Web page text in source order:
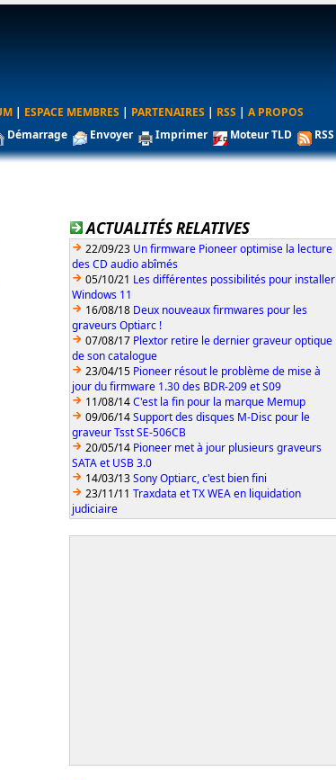
| ESPACE MEMBRES | PARTENAIRES | RSS | A PROPOS
Démarrage Envoyer Imprimer Moteur TLD RSS
ACTUALITÉS RELATIVES
22/09/23 Un firmware Pioneer optimise la lecture
des CD audio abîmés
05/10/21 Les différentes possibilités pour installer
Windows 11
16/08/18 Deux nouveaux firmwares pour les
graveurs Optiarc !
07/08/17 Plextor retire le dernier graveur optique
de son catalogue
23/04/15 Pioneer résout le problème de mise à
jour du firmware 1.30 des BDR-209 et S09
11/08/14C'est la fin pour la marque Memup
09/06/14Support des disques M-Disc pour le
graveur Tsst SE-506CB
20/05/14 Pioneer met à jour plusieurs graveurs
SATA et USB 3.0
14/03/13Sony Optiarc, c'est bien fini
23/11/11 Traxdata et TX WEA en liquidation
judiciaire